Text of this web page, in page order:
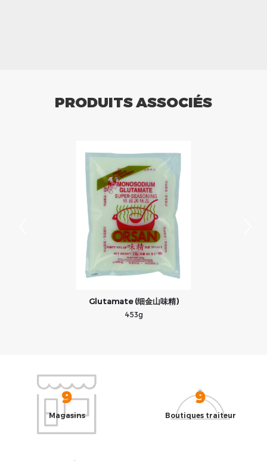
PRODUITS ASSOCIÉS
Glutamate (细金山味精)
453g
9
Magasins
9
Boutiques traiteur